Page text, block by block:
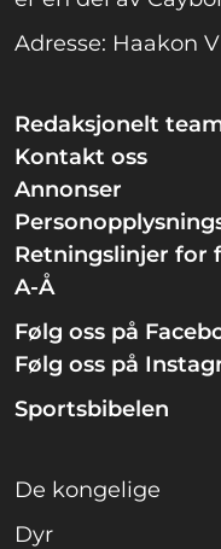
Adresse: Haakon
Redaksjonelt
Kontakt oss
Annonser
Retningslinjer for
A-Å
Følg oss på
Følg oss på
Sportsbibelen
De kongelige
Dyr